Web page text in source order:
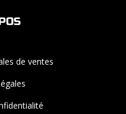
de ventes